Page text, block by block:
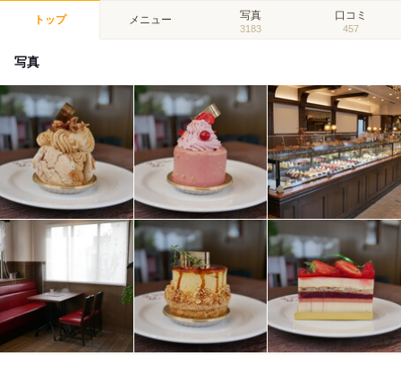
トップ メニュー 写真
3183
口コミ
457
写真